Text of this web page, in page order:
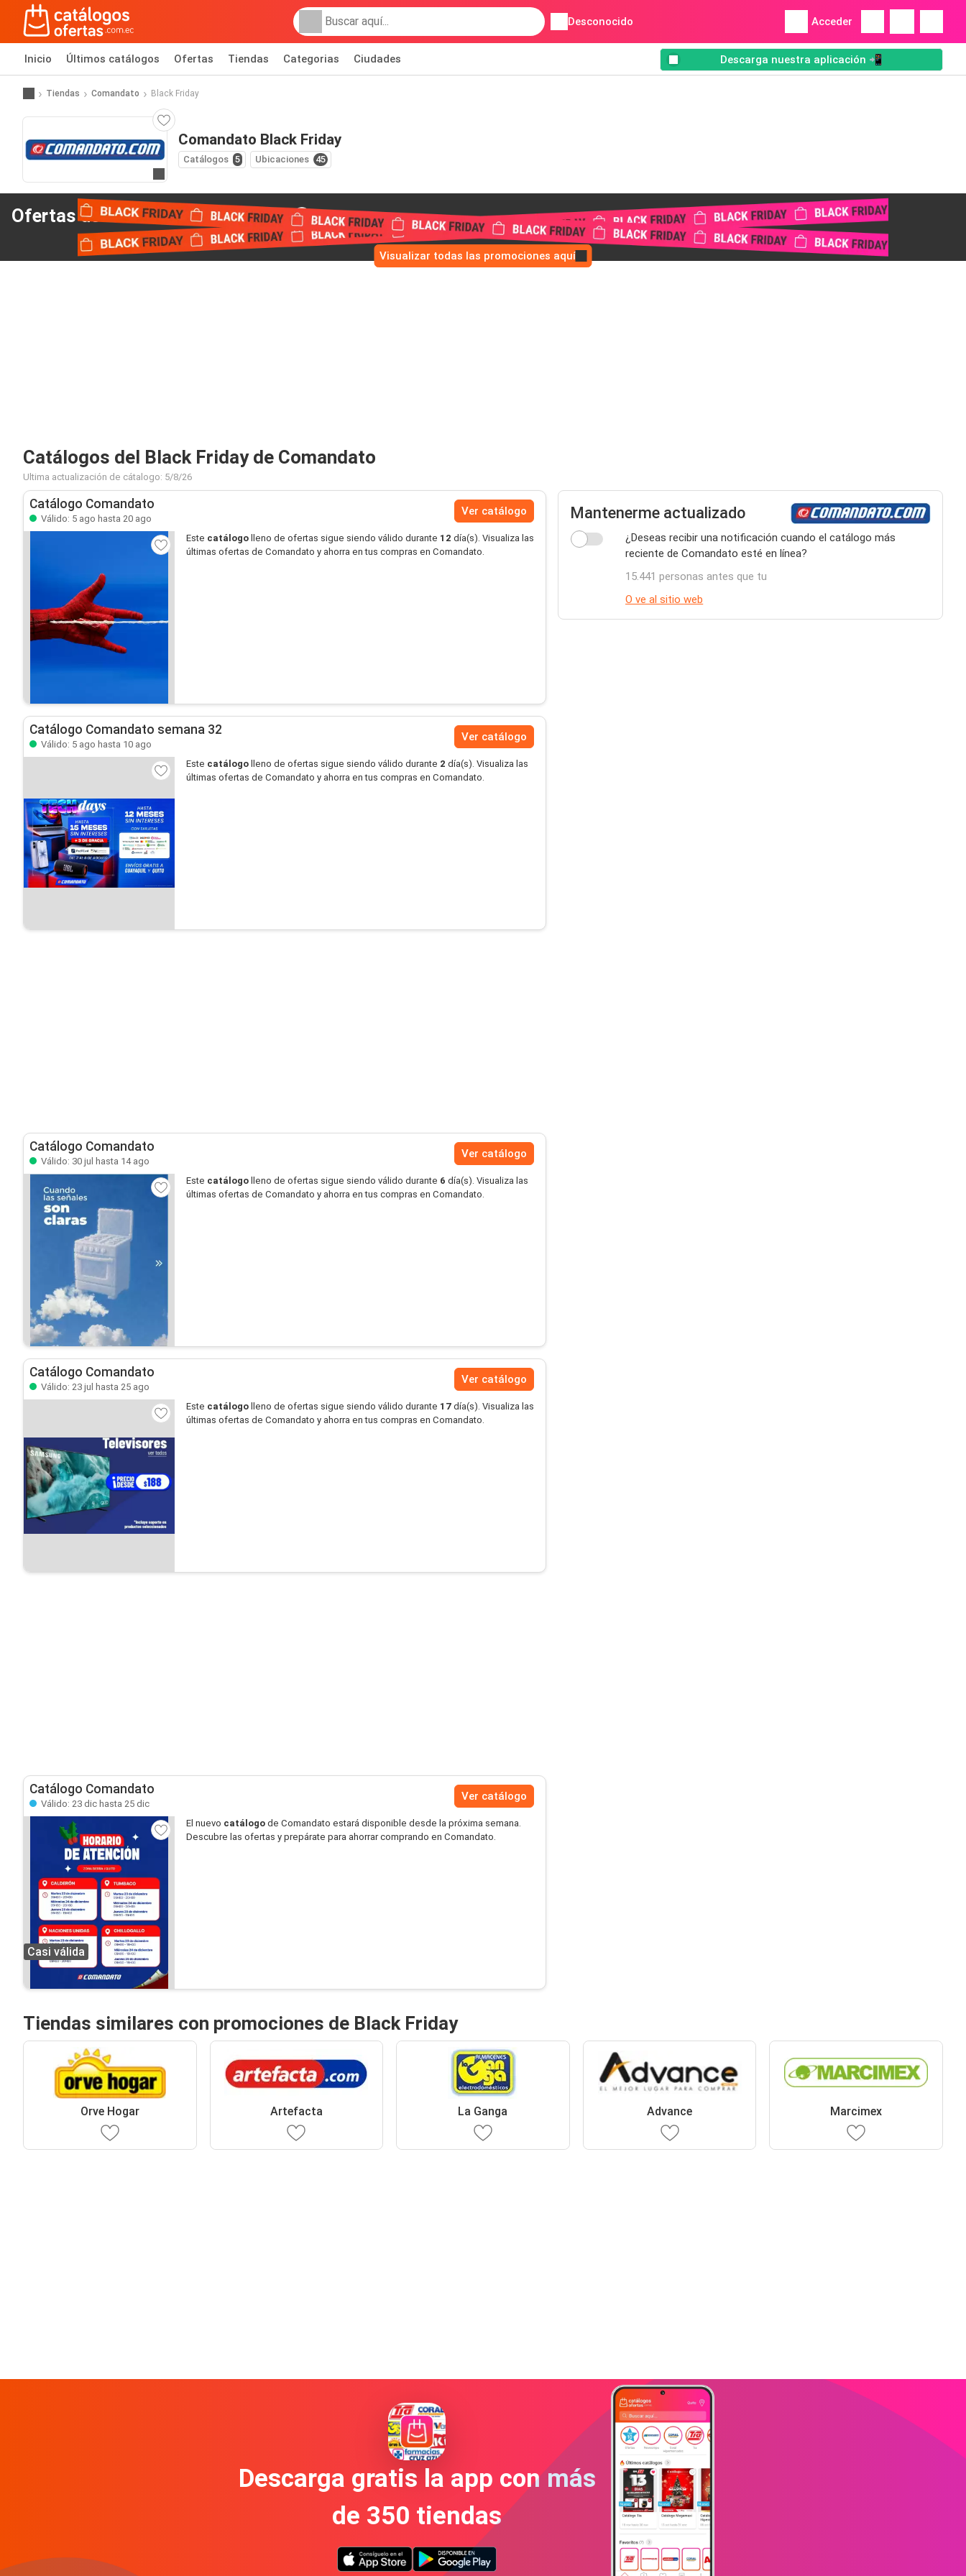
Desconocido Acceder
Inicio Últimos catálogos Ofertas Tiendas Categorias Ciudades Descarga nuestra aplicación 📲
Tiendas Comandato Black Friday
Comandato Black Friday
Catálogos 5 Ubicaciones 45
Ofertas del Black Fridayde Comandato
Visualizar todas las promociones aquí
Catálogos del Black Friday de Comandato
Ultima actualización de cátalogo: 5/8/26
Catálogo Comandato
Válido: 5 ago hasta 20 ago
Ver catálogo
Este catálogo lleno de ofertas sigue siendo válido durante 12 día(s). Visualiza las
últimas ofertas de Comandato y ahorra en tus compras en Comandato.
Catálogo Comandato semana 32
Válido: 5 ago hasta 10 ago
Ver catálogo
Este catálogo lleno de ofertas sigue siendo válido durante 2 día(s). Visualiza las
últimas ofertas de Comandato y ahorra en tus compras en Comandato.
Catálogo Comandato
Válido: 30 jul hasta 14 ago
Ver catálogo
Este catálogo lleno de ofertas sigue siendo válido durante 6 día(s). Visualiza las
últimas ofertas de Comandato y ahorra en tus compras en Comandato.
Catálogo Comandato
Válido: 23 jul hasta 25 ago
Ver catálogo
Este catálogo lleno de ofertas sigue siendo válido durante 17 día(s). Visualiza las
últimas ofertas de Comandato y ahorra en tus compras en Comandato.
Catálogo Comandato
Válido: 23 dic hasta 25 dic
Ver catálogo
Casi válida
El nuevo catálogo de Comandato estará disponible desde la próxima semana.
Descubre las ofertas y prepárate para ahorrar comprando en Comandato.
Mantenerme actualizado
¿Deseas recibir una notificación cuando el catálogo más
reciente de Comandato esté en línea?
15.441 personas antes que tu
O ve al sitio web
Tiendas similares con promociones de Black Friday
Orve Hogar Artefacta La Ganga Advance Marcimex
Descarga gratis la app con más
de 350 tiendas